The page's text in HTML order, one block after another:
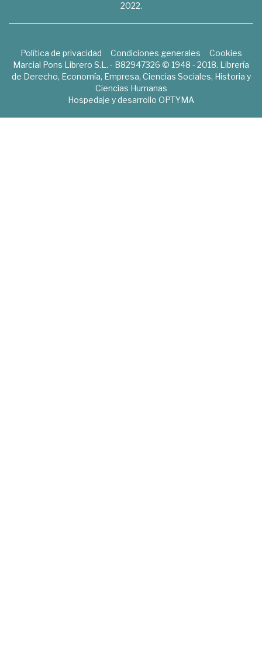
2022.
Política de privacidad Condiciones generales
Cookies
Marcial Pons Librero S.L. - B82947326 © 1948 - 2018. Librería
de Derecho, Economía, Empresa, Ciencias Sociales, Historia y
Ciencias Humanas
Hospedaje y desarrollo OPTYMA